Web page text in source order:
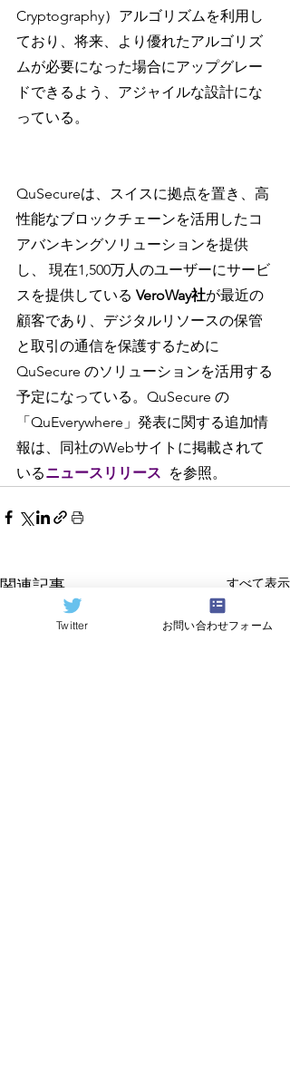
Cryptography）アルゴリズムを利用し
ており、将来、より優れたアルゴリズ
ムが必要になった場合にアップグレー
ドできるよう、アジャイルな設計にな
っている。
QuSecureは、スイスに拠点を置き、高
性能なブロックチェーンを活用したコ
アバンキングソリューションを提供
し、 現在1,500万人のユーザーにサービ
スを提供している VeroWay社が最近の
顧客であり、デジタルリソースの保管
と取引の通信を保護するために
QuSecure のソリューションを活用する
予定になっている。QuSecure の
「QuEverywhere」発表に関する追加情
報は、同社のWebサイトに掲載されて
いるニュースリリース を参照。
関連記事 すべて表示
Twitter お問い合わせフォーム